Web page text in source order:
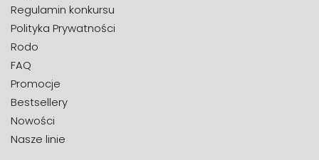
Autorska receptura Pharmovit®
Składniki w porcji dziennej
- glicyna
- l-prolina
- l-hydroksyprolina
Regulamin konkursu
Polityka Prywatności
Rodo
FAQ
Promocje
Bestsellery
Nowości
Nasze linie